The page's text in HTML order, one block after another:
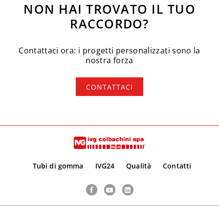
NON HAI TROVATO IL TUO
RACCORDO?
Contattaci ora: i progetti personalizzati sono la
nostra forza
CONTATTACI
Tubi di gomma IVG24 Qualità Contatti
FacebookYouTubeLinkedIn